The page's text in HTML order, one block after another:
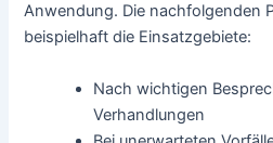
Anwendung. Die nachfolgenden
beispielhaft die Einsatzgebiete:
Nach wichtigen
Verhandlungen